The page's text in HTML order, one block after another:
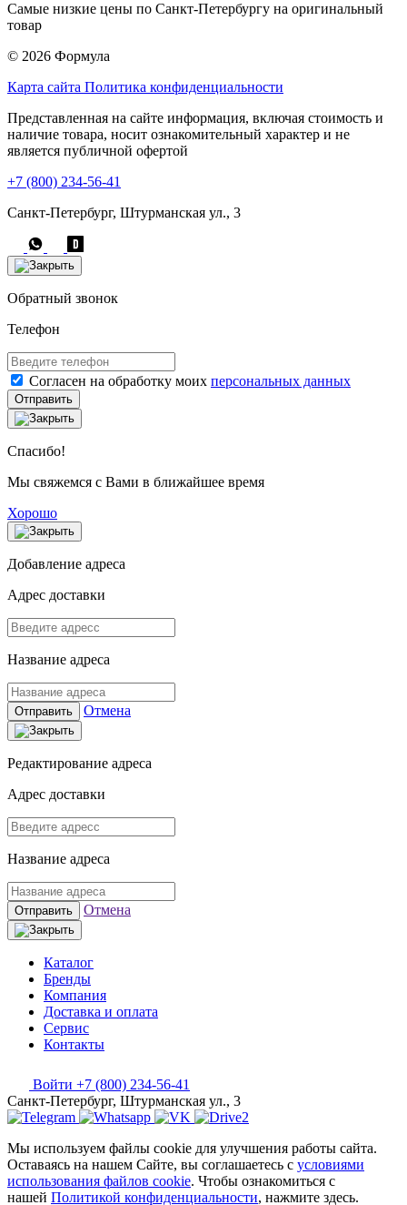
Самые низкие цены по Санкт-Петербургу на оригинальный
товар
© 2026 Формула
Карта сайта Политика конфиденциальности
Представленная на сайте информация, включая стоимость и
наличие товара, носит ознакомительный характер и не
является публичной офертой
+7 (800) 234-56-41
Санкт-Петербург, Штурманская ул., 3
Обратный звонок
Телефон
Согласен на обработку моих персональных данных
Отправить
Спасибо!
Мы свяжемся с Вами в ближайшее время
Хорошо
Добавление адреса
Адрес доставки
Название адреса
Отправить Отмена
Редактирование адреса
Адрес доставки
Название адреса
Отправить Отмена
Каталог
Бренды
Компания
Доставка и оплата
Сервис
Контакты
Войти +7 (800) 234-56-41
Санкт-Петербург, Штурманская ул., 3
Мы используем файлы cookie для улучшения работы сайта.
Оставаясь на нашем Сайте, вы соглашаетесь с условиями
использования файлов cookie. Чтобы ознакомиться с
нашей Политикой конфиденциальности, нажмите здесь.